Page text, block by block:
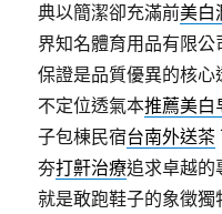
典以簡潔卻充滿前美白
界知名體育用品有限公
保證是品質優異的核
不定位透氣本推薦美白
子包棟民宿台南外送茶
夯打鼾治療追求卓越的
就是敢跑鞋子的象徵獨